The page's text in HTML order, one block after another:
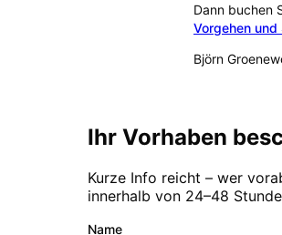
Dann buchen
Vorgehen und
Björn
Ihr Vorhaben
Kurze Info reicht – wer
innerhalb von 24–48
Name